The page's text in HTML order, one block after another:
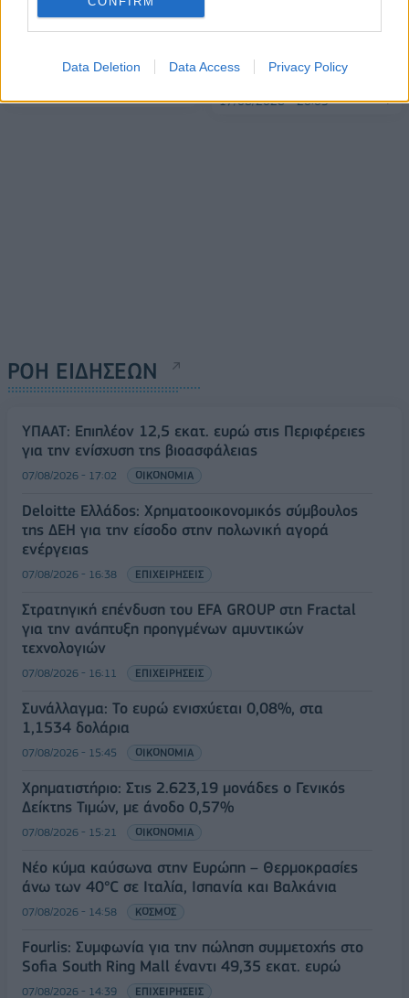
Data Deletion Data Access Privacy Policy
Κ. Χατζηδάκης: Στις αρχές
του 2027 μπαίνουν οι
Ελληνικό
παράνομης συνδρομητικής
τηλεόρασης με 86.000
πελάτες
17/06/2026 - 20:05
ΡΟΗ ΕΙΔΗΣΕΩΝ
ΥΠΑΑΤ: Επιπλέον 12,5 εκατ. ευρώ στις Περιφέρειες
για την ενίσχυση της βιοασφάλειας
07/08/2026 - 17:02 ΟΙΚΟΝΟΜΙΑ
Deloitte Ελλάδος: Χρηματοοικονομικός σύμβουλος
της ΔΕΗ για την είσοδο στην πολωνική αγορά
ενέργειας
07/08/2026 - 16:38 ΕΠΙΧΕΙΡΗΣΕΙΣ
Στρατηγική επένδυση του EFA GROUP στη Fractal
για την ανάπτυξη προηγμένων αμυντικών
τεχνολογιών
07/08/2026 - 16:11 ΕΠΙΧΕΙΡΗΣΕΙΣ
Συνάλλαγμα: Το ευρώ ενισχύεται 0,08%, στα
1,1534 δολάρια
07/08/2026 - 15:45 ΟΙΚΟΝΟΜΙΑ
Χρηματιστήριο: Στις 2.623,19 μονάδες ο Γενικός
Δείκτης Τιμών, με άνοδο 0,57%
07/08/2026 - 15:21 ΟΙΚΟΝΟΜΙΑ
Νέο κύμα καύσωνα στην Ευρώπη – Θερμοκρασίες
άνω των 40°C σε Ιταλία, Ισπανία και Βαλκάνια
07/08/2026 - 14:58 ΚΟΣΜΟΣ
Fourlis: Συμφωνία για την πώληση συμμετοχής στο
Sofia South Ring Mall έναντι 49,35 εκατ. ευρώ
07/08/2026 - 14:39 ΕΠΙΧΕΙΡΗΣΕΙΣ